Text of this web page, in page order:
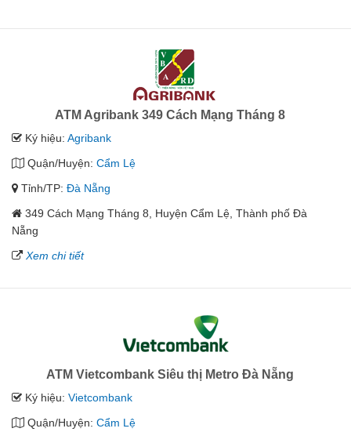
ATM Agribank 349 Cách Mạng Tháng 8
Ký hiệu: Agribank
Quận/Huyện: Cẩm Lệ
Tỉnh/TP: Đà Nẵng
349 Cách Mạng Tháng 8, Huyện Cẩm Lệ, Thành phố Đà
Nẵng
Xem chi tiết
ATM Vietcombank Siêu thị Metro Đà Nẵng
Ký hiệu: Vietcombank
Quận/Huyện: Cẩm Lệ